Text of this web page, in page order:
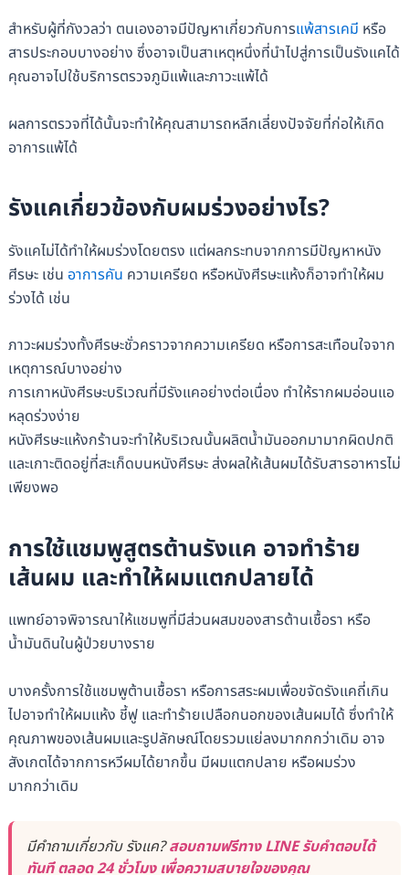
สำหรับผู้ที่กังวลว่า ตนเองอาจมีปัญหาเกี่ยวกับการแพ้สารเคมี หรือ
สารประกอบบางอย่าง ซึ่งอาจเป็นสาเหตุหนึ่งที่นำไปสู่การเป็นรังแคได้
คุณอาจไปใช้บริการตรวจภูมิแพ้และภาวะแพ้ได้
ผลการตรวจที่ได้นั้นจะทำให้คุณสามารถหลีกเลี่ยงปัจจัยที่ก่อให้เกิด
อาการแพ้ได้
รังแคเกี่ยวข้องกับผมร่วงอย่างไร?
รังแคไม่ได้ทำให้ผมร่วงโดยตรง แต่ผลกระทบจากการมีปัญหาหนัง
ศีรษะ เช่น อาการคัน ความเครียด หรือหนังศีรษะแห้งก็อาจทำให้ผม
ร่วงได้ เช่น
ภาวะผมร่วงทั้งศีรษะชั่วคราวจากความเครียด หรือการสะเทือนใจจาก
เหตุการณ์บางอย่าง
การเกาหนังศีรษะบริเวณที่มีรังแคอย่างต่อเนื่อง ทำให้รากผมอ่อนแอ
หลุดร่วงง่าย
หนังศีรษะแห้งกร้านจะทำให้บริเวณนั้นผลิตน้ำมันออกมามากผิดปกติ
และเกาะติดอยู่ที่สะเก็ดบนหนังศีรษะ ส่งผลให้เส้นผมได้รับสารอาหารไม่
เพียงพอ
การใช้แชมพูสูตรต้านรังแค อาจทำร้าย
เส้นผม และทำให้ผมแตกปลายได้
แพทย์อาจพิจารณาให้แชมพูที่มีส่วนผสมของสารต้านเชื้อรา หรือ
น้ำมันดินในผู้ป่วยบางราย
บางครั้งการใช้แชมพูต้านเชื้อรา หรือการสระผมเพื่อขจัดรังแคถี่เกิน
ไปอาจทำให้ผมแห้ง ชี้ฟู และทำร้ายเปลือกนอกของเส้นผมได้ ซึ่งทำให้
คุณภาพของเส้นผมและรูปลักษณ์โดยรวมแย่ลงมากกกว่าเดิม อาจ
สังเกตได้จากการหวีผมได้ยากขึ้น มีผมแตกปลาย หรือผมร่วง
มากกว่าเดิม
มีคำถามเกี่ยวกับ รังแค?สอบถามฟรีทาง LINE รับคำตอบได้
ทันที ตลอด 24 ชั่วโมง เพื่อความสบายใจของคุณ